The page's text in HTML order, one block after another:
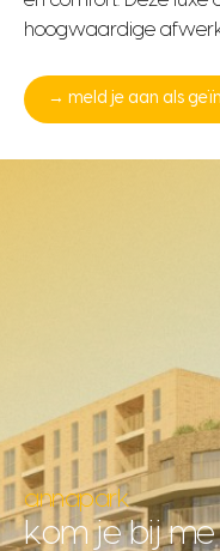
hoogwaardige
→ meld je aan als
annapark
kom je bij